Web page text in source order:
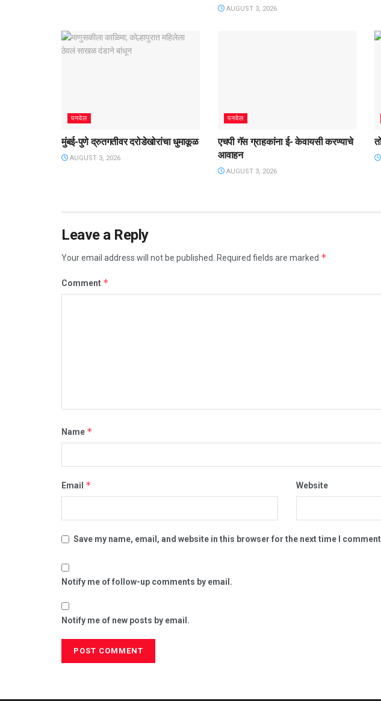
AUGUST 3, 2026
पनवेल
मुंबई-पुणे द्रुतगतीवर दरोडेखोरांचा धुमाकूळ
AUGUST 3, 2026
पनवेल
एचपी गॅस ग्राहकांना ई- केवायसी करण्याचे
आवाहन
AUGUST 3, 2026
Leave a Reply
Your email address will not be published. Required fields are marked *
Comment *
Name *
Email * Website
Save my name, email, and website in this browser for the next time I
Notify me of follow-up comments by email.
Notify me of new posts by email.